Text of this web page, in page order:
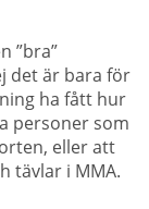
”bra”
det är bara för
ha fått hur
personer som
eller att
tävlar i MMA.